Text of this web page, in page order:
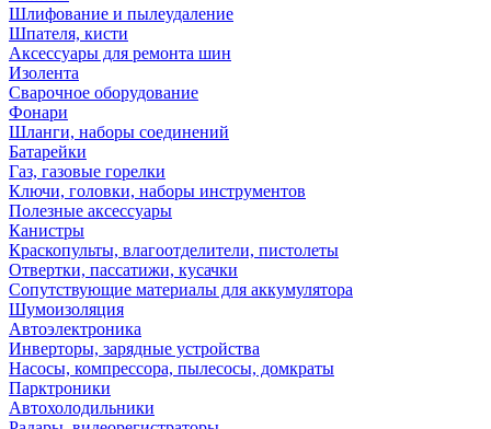
Шлифование и пылеудаление
Шпателя, кисти
Аксессуары для ремонта шин
Изолента
Сварочное оборудование
Фонари
Шланги, наборы соединений
Батарейки
Газ, газовые горелки
Ключи, головки, наборы инструментов
Полезные аксессуары
Канистры
Краскопульты, влагоотделители, пистолеты
Отвертки, пассатижи, кусачки
Сопутствующие материалы для аккумулятора
Шумоизоляция
Автоэлектроника
Инверторы, зарядные устройства
Насосы, компрессора, пылесосы, домкраты
Парктроники
Автохолодильники